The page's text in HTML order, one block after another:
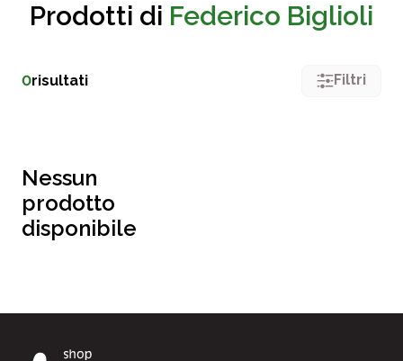
Prodotti di Federico Biglioli
0risultati Filtri
Nessun
prodotto
disponibile